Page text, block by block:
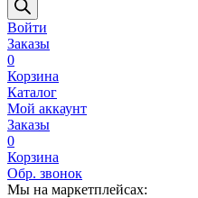
Войти
Заказы
0
Корзина
Каталог
Мой аккаунт
Заказы
0
Корзина
Обр. звонок
Мы на маркетплейсах: